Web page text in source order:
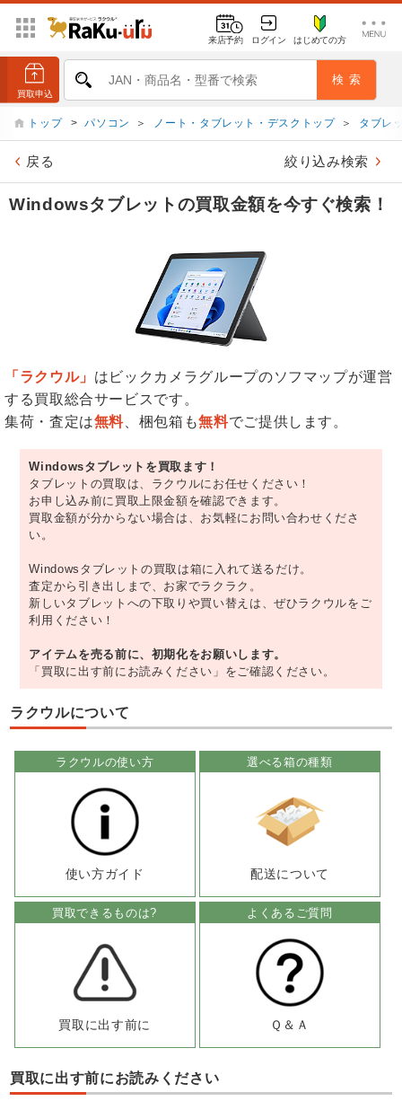
来店予約 ログイン はじめての方
トップ > パソコン ＞ ノート・タブレット・デスクトップ ＞ タブレ
戻る 絞り込み検索
Windowsタブレットの買取金額を今すぐ検索！
「ラクウル」 はビックカメラグループのソフマップが運営
する買取総合サービスです。
集荷・査定は無料 、梱包箱も無料でご提供します。
Windowsタブレットを買取ます！
タブレットの買取は、ラクウルにお任せください！
お申し込み前に買取上限金額を確認できます。
買取金額が分からない場合は、お気軽にお問い合わせくださ
い。
Windowsタブレットの買取は箱に入れて送るだけ。
査定から引き出しまで、お家でラクラク。
新しいタブレットへの下取りや買い替えは、ぜひラクウルをご
利用ください！
アイテムを売る前に、初期化をお願いします。
「買取に出す前にお読みください」をご確認ください。
ラクウルについて
ラクウルの使い方
使い方ガイド
選べる箱の種類
配送について
買取できるものは?
買取に出す前に
よくあるご質問
Ｑ＆Ａ
買取に出す前にお読みください